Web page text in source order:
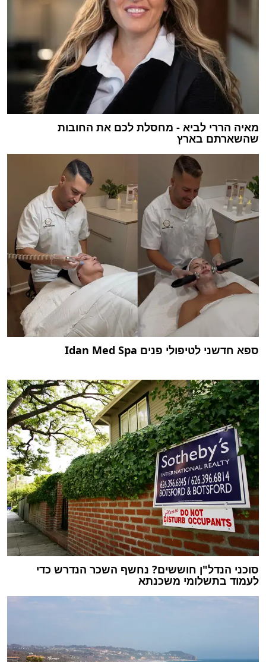
מאיה הררי לביא - מחסלת לכם את החובות
שהשארתם בארץ
ספא חדשני לטיפולי פנים Idan Med Spa
סוכני הנדל"ן חוששים? נחשף השכר הנדרש כדי
לעמוד בתשלומי משכנתא